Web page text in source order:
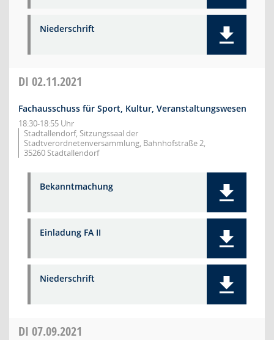
Niederschrift
DI 02.11.2021
Fachausschuss für Sport, Kultur, Veranstaltungswesen
18:30-18:55 Uhr
Stadtallendorf, Sitzungssaal der
Stadtverordnetenversammlung, Bahnhofstraße 2,
35260 Stadtallendorf
Bekanntmachung
Einladung FA II
Niederschrift
DI 07.09.2021